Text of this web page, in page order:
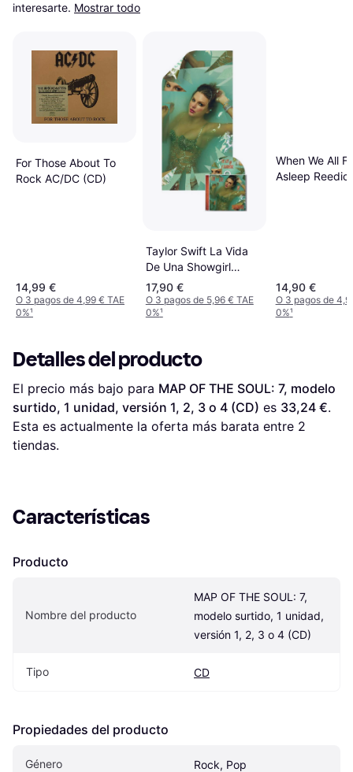
interesarte. Mostrar todo
For Those About To
Rock AC/DC (CD)
14,99 €
O 3 pagos de 4,99 € TAE
0%¹
Taylor Swift La Vida
De Una Showgirl
Sudor Y Ed (2025)
(CD)
17,90 €
O 3 pagos de 5,96 € TAE
0%¹
When We All
Asleep
14,90 €
O 3 pagos de
0%¹
Detalles del producto
El precio más bajo para MAP OF THE SOUL: 7, modelo
surtido, 1 unidad, versión 1, 2, 3 o 4 (CD) es 33,24 €.
Esta es actualmente la oferta más barata entre 2
tiendas.
Características
Producto
Nombre del producto
MAP OF THE SOUL: 7,
modelo surtido, 1 unidad,
versión 1, 2, 3 o 4 (CD)
Tipo CD
Propiedades del producto
Género Rock, Pop